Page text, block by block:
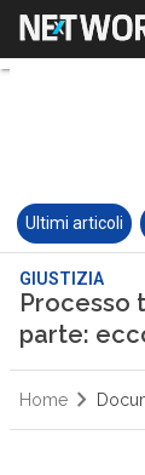
Ultimi articoli
GIUSTIZIA
Processo
parte:
Home